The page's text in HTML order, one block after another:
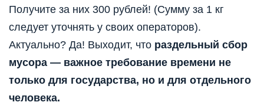
Получите за них 300 рублей! (Сумму за 1 кг
следует уточнять у своих операторов).
Актуально? Да! Выходит, что раздельный сбор
мусора — важное требование времени не
только для государства, но и для отдельного
человека.